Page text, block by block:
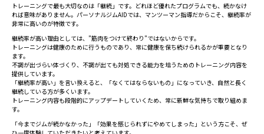
トレーニングで最も大切なのは「継続」です。どれほど優れたプログラムでも、続かなけ
れば意味がありません。パーソナルジムAIDでは、マンツーマン指導だからこそ、継続率が
非常に高いのが特徴です。
継続率が高い理由としては、”筋肉をつけて終わり”ではないからです。
トレーニングは健康のために行うものであり、常に健康を保ち続けられるかが重要となり
ます。
不調が出づらい体づくり、不調が出ても対処できる能力を培うためのトレーニング内容を
提供しています。
「継続率が高い」を言い換えると、「なくてはならないもの」になっていき、自然と長く
継続している方が多くいます。
トレーニング内容も段階的にアップデートしていくため、常に新鮮な気持ちで取り組めま
す。
「今までジムが続かなかった」「効果を感じられずにやめてしまった」という方こそ、ぜ